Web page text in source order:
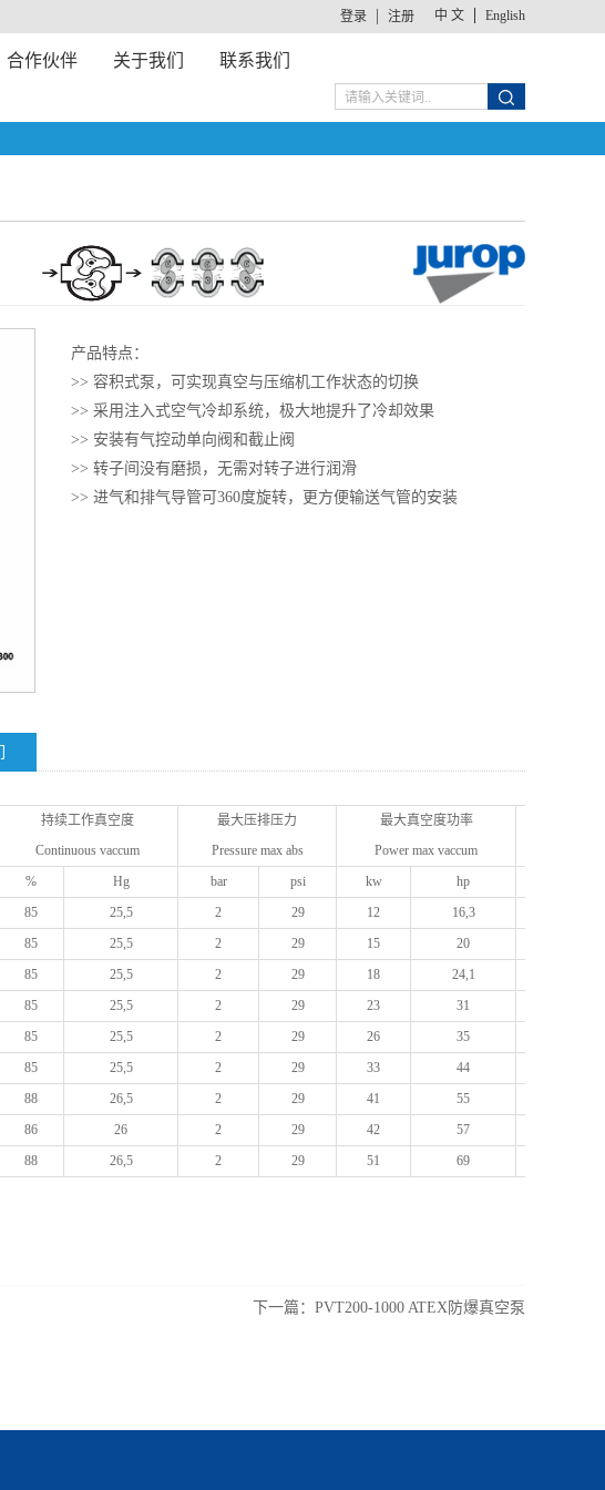
中 文 English
登录 注册
合作伙伴 关于我们 联系我们
产品特点：
>> 容积式泵，可实现真空与压缩机工作状态的切换
>> 采用注入式空气冷却系统，极大地提升了冷却效果
>> 安装有气控动单向阀和截止阀
>> 转子间没有磨损，无需对转子进行润滑
>> 进气和排气导管可360度旋转，更方便输送气管的安装
持续工作真空度
Continuous vaccum
最大压排压力
Pressure max abs
最大真空度功率
Power max vaccum
% Hg bar psi kw hp
85 25,5 2 29 12 16,3
85 25,5 2 29 15 20
85 25,5 2 29 18 24,1
85 25,5 2 29 23 31
85 25,5 2 29 26 35
85 25,5 2 29 33 44
88 26,5 2 29 41 55
86 26 2 29 42 57
88 26,5 2 29 51 69
下一篇： PVT200-1000 ATEX防爆真空泵